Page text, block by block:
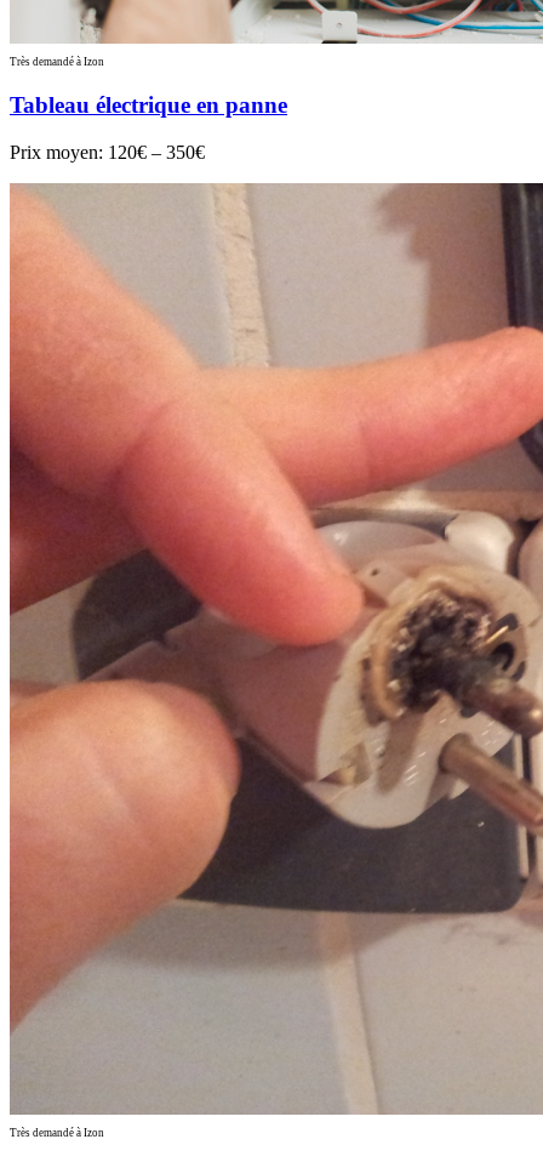
Très demandé à Izon
Tableau électrique en panne
Prix moyen: 120€ – 350€
Très demandé à Izon